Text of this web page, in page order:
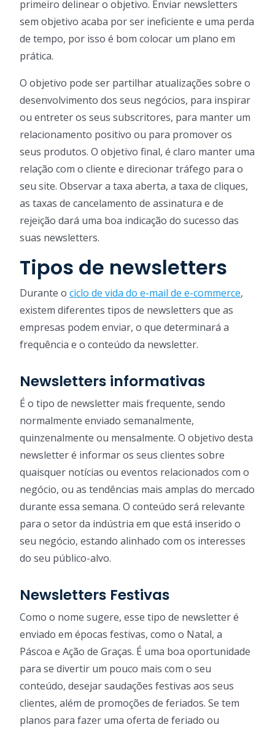
primeiro delinear o objetivo. Enviar newsletters
sem objetivo acaba por ser ineficiente e uma perda
de tempo, por isso é bom colocar um plano em
prática.
O objetivo pode ser partilhar atualizações sobre o
desenvolvimento dos seus negócios, para inspirar
ou entreter os seus subscritores, para manter um
relacionamento positivo ou para promover os
seus produtos. O objetivo final, é claro manter uma
relação com o cliente e direcionar tráfego para o
seu site. Observar a taxa aberta, a taxa de cliques,
as taxas de cancelamento de assinatura e de
rejeição dará uma boa indicação do sucesso das
suas newsletters.
Tipos de newsletters
Durante o ciclo de vida do e-mail de e-commerce,
existem diferentes tipos de newsletters que as
empresas podem enviar, o que determinará a
frequência e o conteúdo da newsletter.
Newsletters informativas
É o tipo de newsletter mais frequente, sendo
normalmente enviado semanalmente,
quinzenalmente ou mensalmente. O objetivo desta
newsletter é informar os seus clientes sobre
quaisquer notícias ou eventos relacionados com o
negócio, ou as tendências mais amplas do mercado
durante essa semana. O conteúdo será relevante
para o setor da indústria em que está inserido o
seu negócio, estando alinhado com os interesses
do seu público-alvo.
Newsletters Festivas
Como o nome sugere, esse tipo de newsletter é
enviado em épocas festivas, como o Natal, a
Páscoa e Ação de Graças. É uma boa oportunidade
para se divertir um pouco mais com o seu
conteúdo, desejar saudações festivas aos seus
clientes, além de promoções de feriados. Se tem
planos para fazer uma oferta de feriado ou